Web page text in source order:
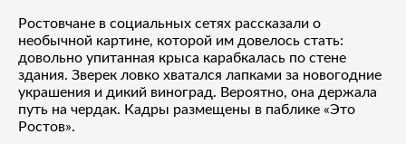
Ростовчане в социальных сетях рассказали о
необычной картине, которой им довелось стать:
довольно упитанная крыса карабкалась по стене
здания. Зверек ловко хватался лапками за новогодние
украшения и дикий виноград. Вероятно, она держала
путь на чердак. Кадры размещены в паблике «Это
Ростов».